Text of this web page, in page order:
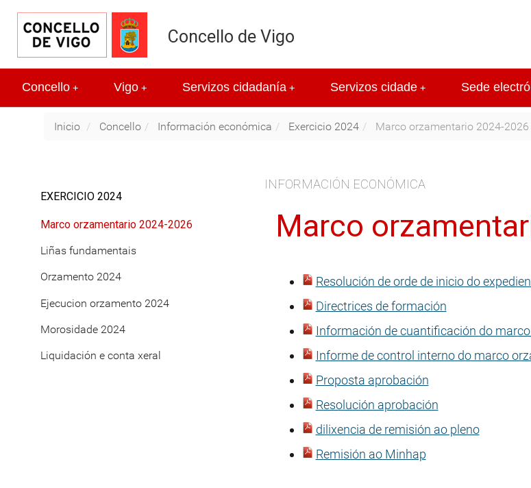
Concello de Vigo
+
Concello +
Vigo +
Servizos cidadanía +
Servizos cidade Sede
Inicio Concello Información económica Exercicio 2024 Marco orzamentario 2024-2026
INFORMACIÓN ECONÓMICA
Marco
Resolución de orde de inicio do
Directrices de formación
Información de cuantificación do
Informe de control interno do marco
Proposta aprobación
Resolución aprobación
dilixencia de remisión ao pleno
Remisión ao Minhap
EXERCICIO 2024
Marco orzamentario 2024-2026
Liñas fundamentais
Orzamento 2024
Ejecucion orzamento 2024
Morosidade 2024
Liquidación e conta xeral